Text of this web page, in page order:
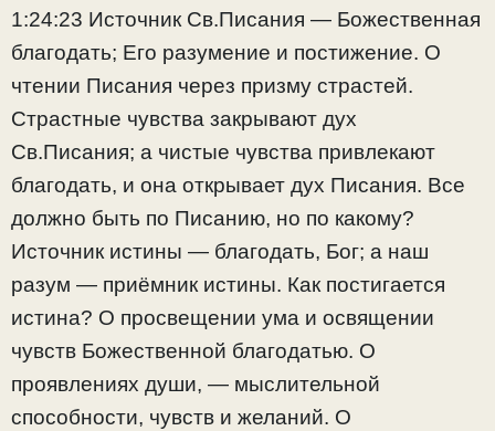
1:24:23 Источник Св.Писания — Божественная
благодать; Его разумение и постижение. О
чтении Писания через призму страстей.
Страстные чувства закрывают дух
Св.Писания; а чистые чувства привлекают
благодать, и она открывает дух Писания. Все
должно быть по Писанию, но по какому?
Источник истины — благодать, Бог; а наш
разум — приёмник истины. Как постигается
истина? О просвещении ума и освящении
чувств Божественной благодатью. О
проявлениях души, — мыслительной
способности, чувств и желаний. О